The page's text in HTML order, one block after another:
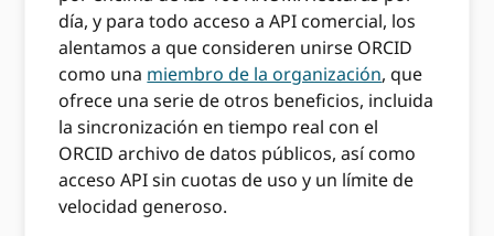
día, y para todo acceso a API comercial, los
alentamos a que consideren unirse ORCID
como una miembro de la organización, que
ofrece una serie de otros beneficios, incluida
la sincronización en tiempo real con el
ORCID archivo de datos públicos, así como
acceso API sin cuotas de uso y un límite de
velocidad generoso.